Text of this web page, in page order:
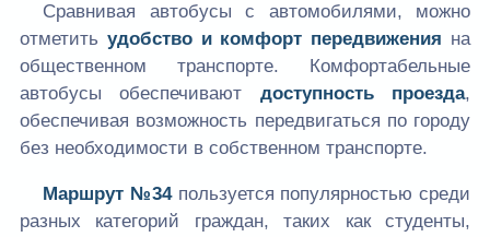
Сравнивая автобусы с автомобилями, можно
отметить удобство и комфорт передвижения на
общественном транспорте. Комфортабельные
автобусы обеспечивают доступность проезда,
обеспечивая возможность передвигаться по городу
без необходимости в собственном транспорте.
Маршрут №34пользуется популярностью среди
разных категорий граждан, таких как студенты,